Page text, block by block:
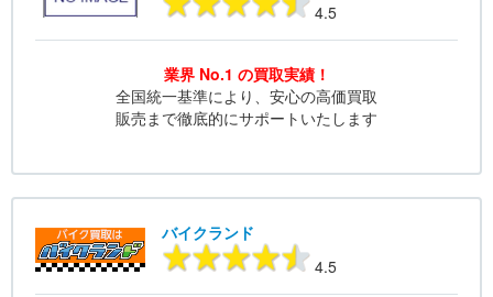
4.5
業界 No.1 の買取実績！
全国統一基準により、安心の高価買取
販売まで徹底的にサポートいたします
バイクランド
4.5